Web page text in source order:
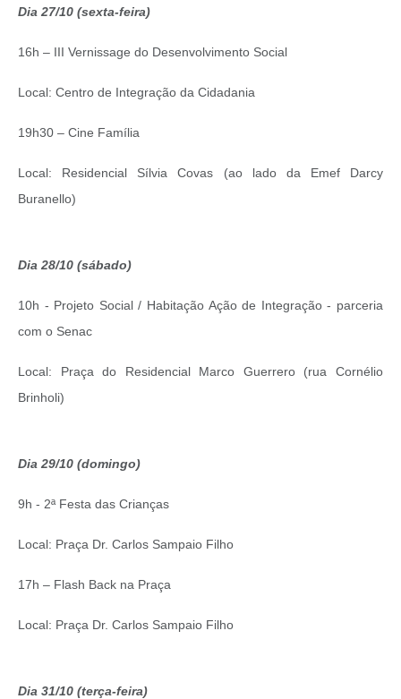
Dia 27/10 (sexta-feira)
16h – III Vernissage do Desenvolvimento Social
Local: Centro de Integração da Cidadania
19h30 – Cine Família
Local: Residencial Sílvia Covas (ao lado da Emef Darcy
Buranello)
Dia 28/10 (sábado)
10h - Projeto Social / Habitação Ação de Integração - parceria
com o Senac
Local: Praça do Residencial Marco Guerrero (rua Cornélio
Brinholi)
Dia 29/10 (domingo)
9h - 2ª Festa das Crianças
Local: Praça Dr. Carlos Sampaio Filho
17h – Flash Back na Praça
Local: Praça Dr. Carlos Sampaio Filho
Dia 31/10 (terça-feira)